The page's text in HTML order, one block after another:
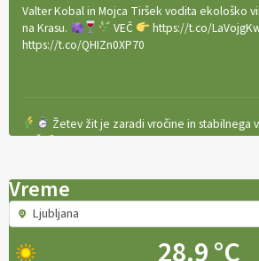
Valter Kobal in Mojca Tiršek vodita ekološko
na Krasu.
VEČ
https://t.co/
https://t.co/QHIZn0XP70
Žetev žit je zaradi vročine in stabilnega
VEČ
https://t.co/bBWaIz6Hhh https://t.co/
[EKOloško = LOGIČNO
Ameriške
#IMCAP #CAP https://t.co/tQd9tB1THk
Vreme
Ljubljana